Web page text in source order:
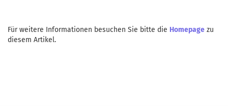
Für weitere Informationen besuchen Sie bitte die Homepage zu
diesem Artikel.